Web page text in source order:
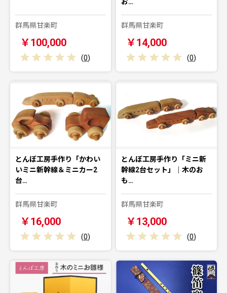
群馬県甘楽町
￥100,000
(0)
群馬県甘楽町
￥14,000
(0)
とんぼ工房手作り「かわい
いミニ新幹線＆ミニカー2
台…
群馬県甘楽町
￥16,000
(0)
とんぼ工房手作り「ミニ新
幹線2台セット」｜木のお
も…
群馬県甘楽町
￥13,000
(0)